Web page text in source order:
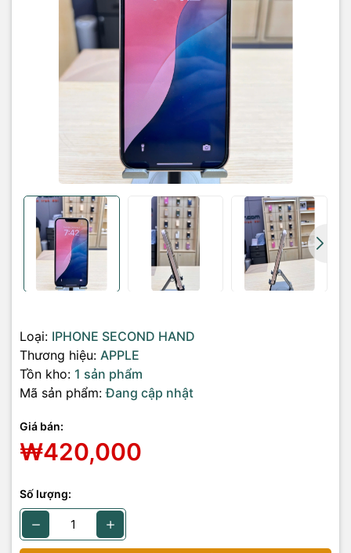
Loại: IPHONE SECOND HAND
Thương hiệu: APPLE
Tồn kho: 1 sản phẩm
Mã sản phẩm: Đang cập nhật
Giá bán:
₩420,000
Số lượng:
ốp , sạc , cường lực
Bảo hành: lỗi 1 đổi 1 trong vòng 6 tháng